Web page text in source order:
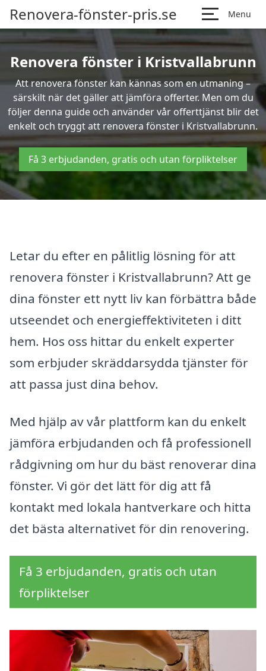
Renovera-fönster-pris.se Menu
Renovera fönster i Kristvallabrunn
Att renovera fönster kan kännas som en utmaning –
särskilt när det gäller att jämföra offerter. Men om du
följer denna guide och använder vår offerttjänst blir det
enkelt och tryggt att renovera fönster i Kristvallabrunn.
Få 3 erbjudanden, gratis och utan förpliktelser
Letar du efter en pålitlig lösning för att
renovera fönster i Kristvallabrunn? Att ge
dina fönster ett nytt liv kan förbättra både
utseendet och energieffektiviteten i ditt
hem. Hos oss hittar du enkelt experter
som erbjuder skräddarsydda tjänster för
att passa just dina behov.
Med hjälp av vår plattform kan du enkelt
jämföra erbjudanden och få professionell
rådgivning om hur du bäst renoverar dina
fönster. Vi gör det lätt för dig att få
kontakt med lokala hantverkare och hitta
det bästa alternativet för din renovering.
Få 3 erbjudanden, gratis och utan
förpliktelser